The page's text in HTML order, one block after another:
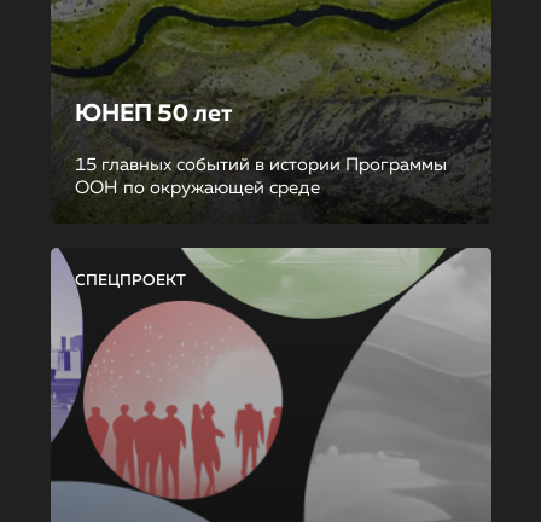
ЮНЕП 50 лет
15 главных событий в истории Программы
ООН по окружающей среде
СПЕЦПРОЕКТ